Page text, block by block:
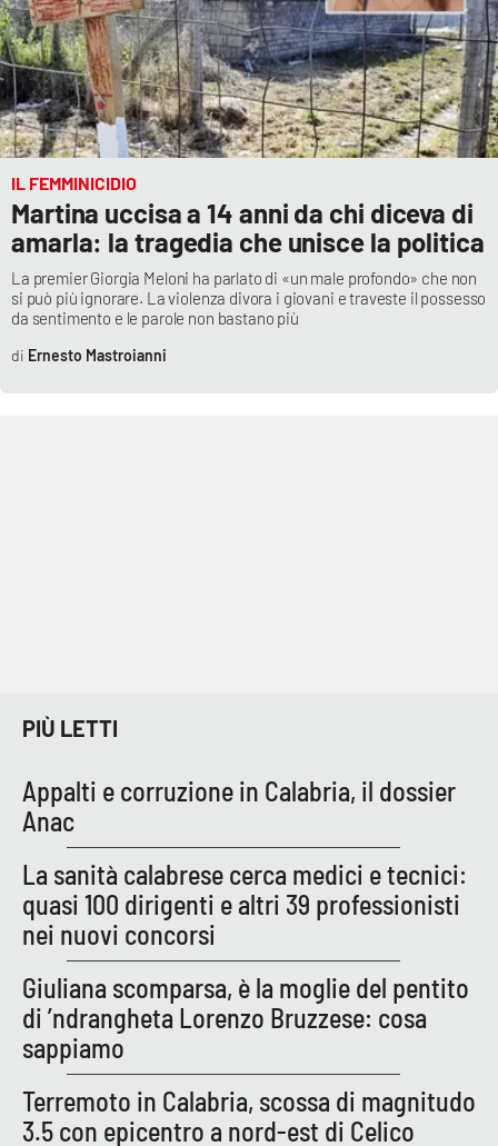
Cosenza
Lamezia Terme
PROGETTI
SPECIALI
Buona Sanità Calabria
LA
CALABRIAVISIONE
Destinazioni
Lactv.it
Lacitymag.it
Lacapitalenews.it
Ilreggino.it
Cosenzachannel.it
Ilvibonese.it
Catanzarochannel.it
IL FEMMINICIDIO
Martina uccisa a 14 anni da chi diceva di
amarla: la tragedia che unisce la politica
La premier Giorgia Meloni ha parlato di «un male profondo» che non
si può più ignorare. La violenza divora i giovani e traveste il possesso
da sentimento e le parole non bastano più
Ernesto Mastroianni
PIÙ LETTI
Appalti e corruzione in Calabria, il dossier
Anac
La sanità calabrese cerca medici e tecnici:
quasi 100 dirigenti e altri 39 professionisti
nei nuovi concorsi
Giuliana scomparsa, è la moglie del pentito
di ’ndrangheta Lorenzo Bruzzese: cosa
sappiamo
Terremoto in Calabria, scossa di magnitudo
3.5 con epicentro a nord-est di Celico